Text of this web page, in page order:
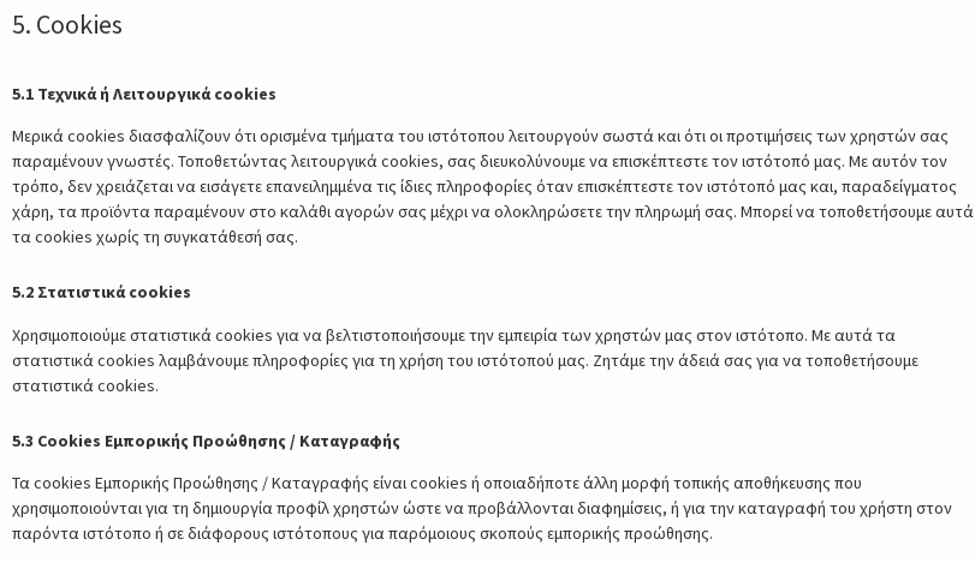
5. Cookies
5.1 Τεχνικά ή Λειτουργικά cookies
Μερικά cookies διασφαλίζουν ότι ορισμένα τμήματα του ιστότοπου λειτουργούν σωστά και ότι οι προτιμήσεις των χρηστών σας
παραμένουν γνωστές. Τοποθετώντας λειτουργικά cookies, σας διευκολύνουμε να επισκέπτεστε τον ιστότοπό μας. Με αυτόν τον
τρόπο, δεν χρειάζεται να εισάγετε επανειλημμένα τις ίδιες πληροφορίες όταν επισκέπτεστε τον ιστότοπό μας και, παραδείγματος
χάρη, τα προϊόντα παραμένουν στο καλάθι αγορών σας μέχρι να ολοκληρώσετε την πληρωμή σας. Μπορεί να τοποθετήσουμε αυτά
τα cookies χωρίς τη συγκατάθεσή σας.
5.2 Στατιστικά cookies
Χρησιμοποιούμε στατιστικά cookies για να βελτιστοποιήσουμε την εμπειρία των χρηστών μας στον ιστότοπο. Με αυτά τα
στατιστικά cookies λαμβάνουμε πληροφορίες για τη χρήση του ιστότοπού μας. Ζητάμε την άδειά σας για να τοποθετήσουμε
στατιστικά cookies.
5.3 Cookies Εμπορικής Προώθησης / Καταγραφής
Τα cookies Εμπορικής Προώθησης / Καταγραφής είναι cookies ή οποιαδήποτε άλλη μορφή τοπικής αποθήκευσης που
χρησιμοποιούνται για τη δημιουργία προφίλ χρηστών ώστε να προβάλλονται διαφημίσεις, ή για την καταγραφή του χρήστη στον
παρόντα ιστότοπο ή σε διάφορους ιστότοπους για παρόμοιους σκοπούς εμπορικής προώθησης.